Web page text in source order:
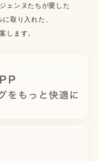
ェンヌたちが愛した
取り入れた、
します。